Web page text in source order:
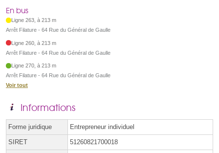
En bus
Ligne 263, à 213 m
Arrêt Filature - 64 Rue du Général de Gaulle
Ligne 260, à 213 m
Arrêt Filature - 64 Rue du Général de Gaulle
Ligne 270, à 213 m
Arrêt Filature - 64 Rue du Général de Gaulle
Voir tout
Informations
Forme juridique Entrepreneur individuel
SIRET 51260821700018